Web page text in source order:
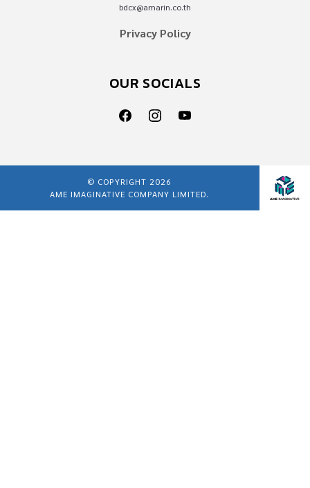
bdcx@amarin.co.th
Privacy Policy
OUR SOCIALS
© COPYRIGHT 2026
AME IMAGINATIVE COMPANY LIMITED.